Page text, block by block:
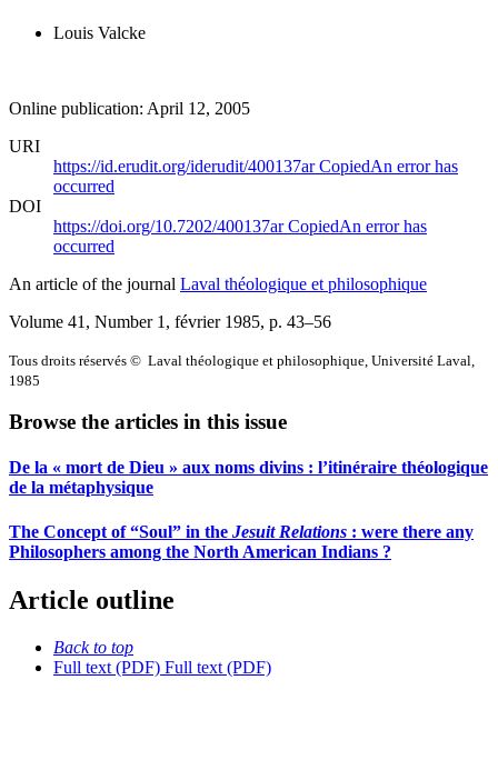
Louis Valcke
Online publication: April 12, 2005
URI
https://id.erudit.org/iderudit/400137arCopiedAn error has
occurred
DOI
https://doi.org/10.7202/400137arCopiedAn error has
occurred
An article of the journal Laval théologique et philosophique
Volume 41, Number 1, février 1985, p. 43–56
Tous droits réservés © Laval théologique et philosophique, Université Laval,
1985
Browse the articles in this issue
De la « mort de Dieu » aux noms divins : l’itinéraire théologique
de la métaphysique
The Concept of “Soul” in the Jesuit Relations : were there any
Philosophers among the North American Indians ?
Article outline
Back to top
Full text (PDF) Full text (PDF)